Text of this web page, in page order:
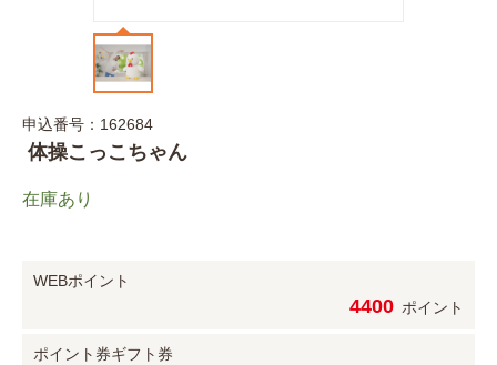
申込番号：162684
体操こっこちゃん
在庫あり
WEBポイント
4400 ポイント
ポイント券ギフト券